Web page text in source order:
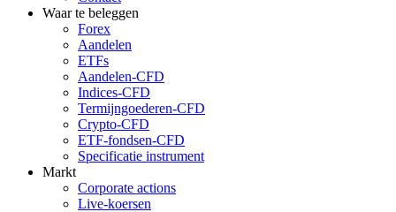
Waar te beleggen
Forex
Aandelen
ETFs
Aandelen-CFD
Indices-CFD
Termijngoederen-CFD
Crypto-CFD
ETF-fondsen-CFD
Specificatie instrument
Markt
Corporate actions
Live-koersen